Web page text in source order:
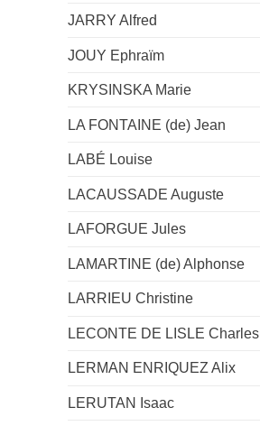
JARRY Alfred
JOUY Ephraïm
KRYSINSKA Marie
LA FONTAINE (de) Jean
LABÉ Louise
LACAUSSADE Auguste
LAFORGUE Jules
LAMARTINE (de) Alphonse
LARRIEU Christine
LECONTE DE LISLE Charles
LERMAN ENRIQUEZ Alix
LERUTAN Isaac